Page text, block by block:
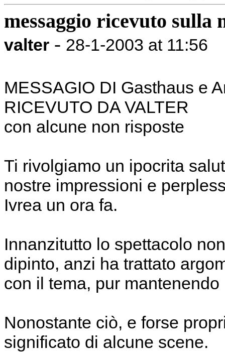
messaggio ricevuto
valter - 28-1-2003 at 11:56
MESSAGIO DI Gasthaus e
RICEVUTO DA VALTER
con alcune non risposte
Ti rivolgiamo un ipocrita
nostre impressioni e
Ivrea un ora fa.
Innanzitutto lo spettacolo
dipinto, anzi ha trattato
con il tema, pur
Nonostante ciò, e forse
significato di alcune scene.